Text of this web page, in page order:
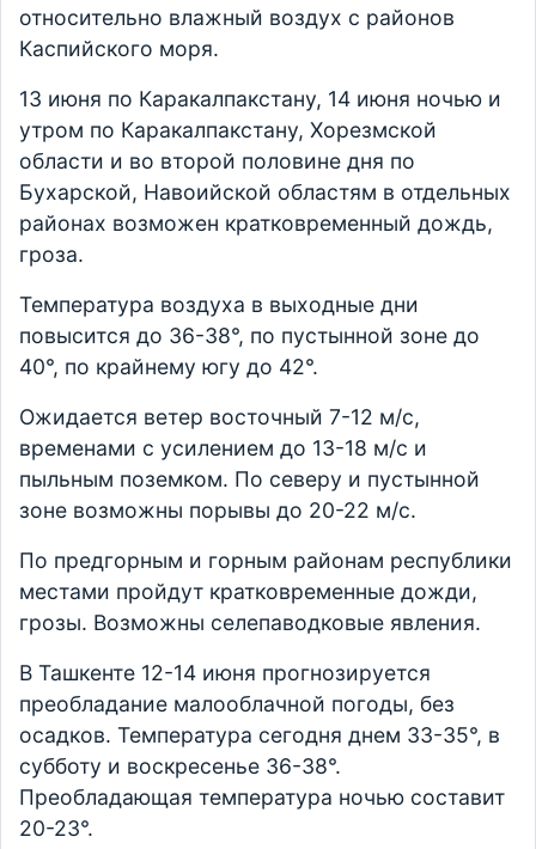
относительно влажный воздух с районов
Каспийского моря.
13 июня по Каракалпакстану, 14 июня ночью и
утром по Каракалпакстану, Хорезмской
области и во второй половине дня по
Бухарской, Навоийской областям в отдельных
районах возможен кратковременный дождь,
гроза.
Температура воздуха в выходные дни
повысится до 36-38°, по пустынной зоне до
40°, по крайнему югу до 42°.
Ожидается ветер восточный 7-12 м/с,
временами с усилением до 13-18 м/с и
пыльным поземком. По северу и пустынной
зоне возможны порывы до 20-22 м/с.
По предгорным и горным районам республики
местами пройдут кратковременные дожди,
грозы. Возможны селепаводковые явления.
В Ташкенте 12-14 июня прогнозируется
преобладание малооблачной погоды, без
осадков. Температура сегодня днем 33-35°, в
субботу и воскресенье 36-38°.
Преобладающая температура ночью составит
20-23°.